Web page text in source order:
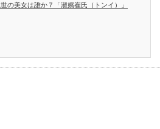
の美女は誰か７「淑嬪崔氏（トンイ）」